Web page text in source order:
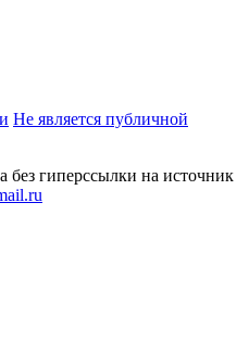
Не является публичной
без гиперссылки на источник